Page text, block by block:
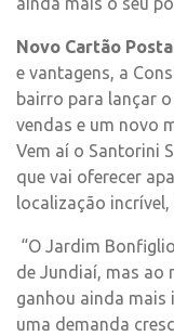
Novo Cartão
e vantagens, a
bairro para lançar
vendas e um novo
Vem aí o Santorini
que vai oferecer
localização
“O Jardim
de Jundiaí, mas ao
ganhou ainda
uma demanda